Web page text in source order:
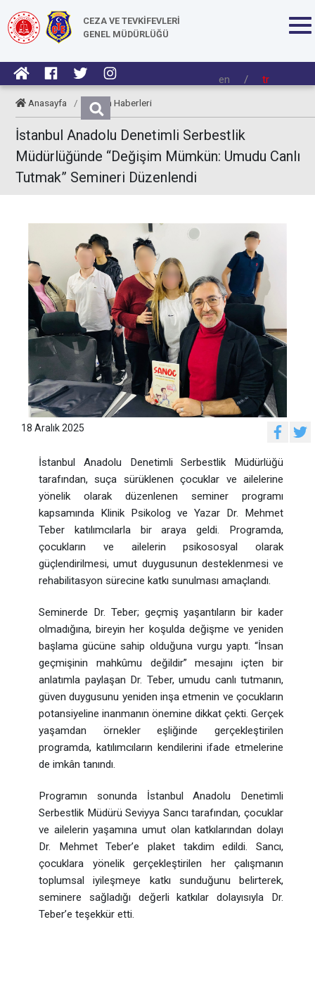
CEZA VE TEVKİFEVLERİ
GENEL MÜDÜRLÜĞÜ
en / tr
Anasayfa / Kurum Haberleri
İstanbul Anadolu Denetimli Serbestlik
Müdürlüğünde “Değişim Mümkün: Umudu Canlı
Tutmak” Semineri Düzenlendi
18 Aralık 2025
İstanbul Anadolu Denetimli Serbestlik Müdürlüğü
tarafından, suça sürüklenen çocuklar ve ailelerine
yönelik olarak düzenlenen seminer programı
kapsamında Klinik Psikolog ve Yazar Dr. Mehmet
Teber katılımcılarla bir araya geldi. Programda,
çocukların ve ailelerin psikososyal olarak
güçlendirilmesi, umut duygusunun desteklenmesi ve
rehabilitasyon sürecine katkı sunulması amaçlandı.
Seminerde Dr. Teber; geçmiş yaşantıların bir kader
olmadığına, bireyin her koşulda değişme ve yeniden
başlama gücüne sahip olduğuna vurgu yaptı. “İnsan
geçmişinin mahkûmu değildir” mesajını içten bir
anlatımla paylaşan Dr. Teber, umudu canlı tutmanın,
güven duygusunu yeniden inşa etmenin ve çocukların
potansiyeline inanmanın önemine dikkat çekti. Gerçek
yaşamdan örnekler eşliğinde gerçekleştirilen
programda, katılımcıların kendilerini ifade etmelerine
de imkân tanındı.
Programın sonunda İstanbul Anadolu Denetimli
Serbestlik Müdürü Seviyya Sancı tarafından, çocuklar
ve ailelerin yaşamına umut olan katkılarından dolayı
Dr. Mehmet Teber’e plaket takdim edildi. Sancı,
çocuklara yönelik gerçekleştirilen her çalışmanın
toplumsal iyileşmeye katkı sunduğunu belirterek,
seminere sağladığı değerli katkılar dolayısıyla Dr.
Teber’e teşekkür etti.